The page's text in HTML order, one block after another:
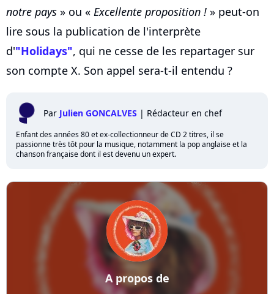
notre pays » ou « Excellente proposition ! » peut-on
lire sous la publication de l'interprète
d'"Holidays", qui ne cesse de les repartager sur
son compte X. Son appel sera-t-il entendu ?
Par Julien GONCALVES | Rédacteur en chef
Enfant des années 80 et ex-collectionneur de CD 2 titres, il se
passionne très tôt pour la musique, notamment la pop anglaise et la
chanson française dont il est devenu un expert.
A propos de